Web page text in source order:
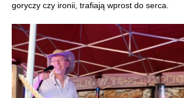
goryczy czy ironii, trafiają wprost do serca.